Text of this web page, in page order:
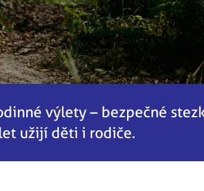
výlety – bezpečné
užijí děti i rodiče.